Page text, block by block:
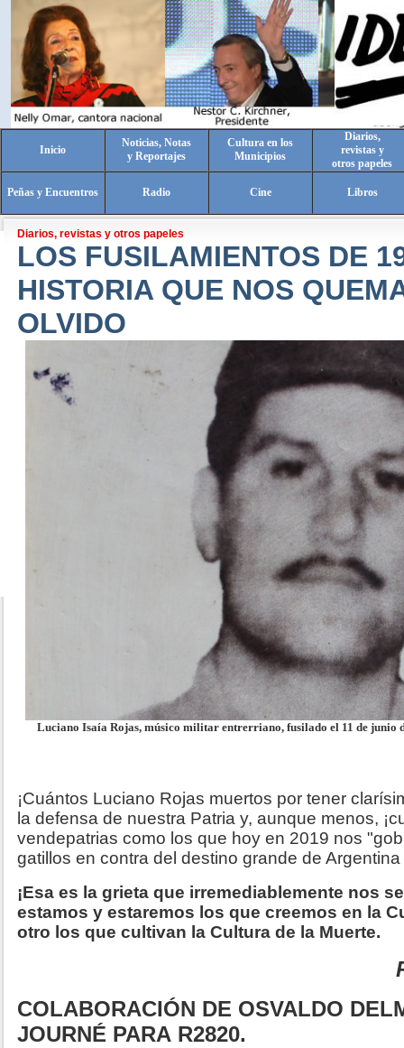
Inicio
Noticias, Notas
y Reportajes
Cultura en los
Municipios
Diarios,
revistas y
otros papeles
Peñas y Encuentros Radio Cine Libros
Diarios, revistas y otros papeles
LOS FUSILAMIENTOS DE
HISTORIA QUE NOS
OLVIDO
Luciano Isaía Rojas, músico militar entrerriano, fusilado el 11 de junio
¡Cuántos Luciano Rojas muertos por tener
la defensa de nuestra Patria y, aunque menos,
vendepatrias como los que hoy en 2019 nos
gatillos en contra del destino grande de
¡Esa es la grieta que irremediablemente nos
estamos y estaremos los que creemos en la
otro los que cultivan la Cultura de la Muerte.
COLABORACIÓN DE OSVALDO
JOURNÉ PARA R2820.